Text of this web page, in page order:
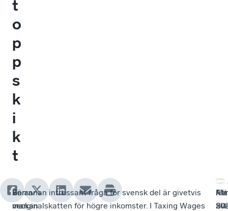
t
o
p
p
s
k
i
k
t
Förra
veckan
Ser
man
En annan intressant fråga för svensk del är givetvis
marginalskatten för högre inkomster. I Taxing Wages
Att
För
att